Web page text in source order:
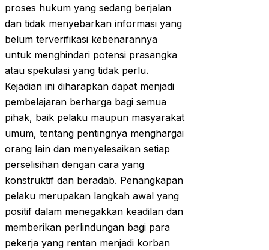
proses hukum yang sedang berjalan
dan tidak menyebarkan informasi yang
belum terverifikasi kebenarannya
untuk menghindari potensi prasangka
atau spekulasi yang tidak perlu.
Kejadian ini diharapkan dapat menjadi
pembelajaran berharga bagi semua
pihak, baik pelaku maupun masyarakat
umum, tentang pentingnya menghargai
orang lain dan menyelesaikan setiap
perselisihan dengan cara yang
konstruktif dan beradab. Penangkapan
pelaku merupakan langkah awal yang
positif dalam menegakkan keadilan dan
memberikan perlindungan bagi para
pekerja yang rentan menjadi korban